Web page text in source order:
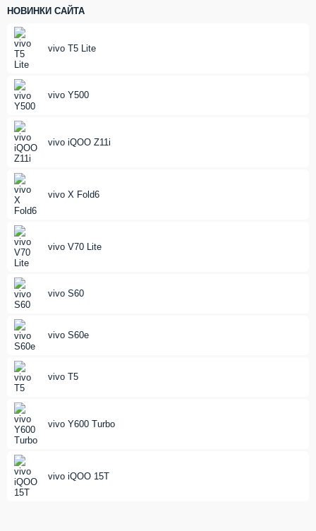
НОВИНКИ САЙТА
vivo T5 Lite
vivo Y500
vivo iQOO Z11i
vivo X Fold6
vivo V70 Lite
vivo S60
vivo S60e
vivo T5
vivo Y600 Turbo
vivo iQOO 15T